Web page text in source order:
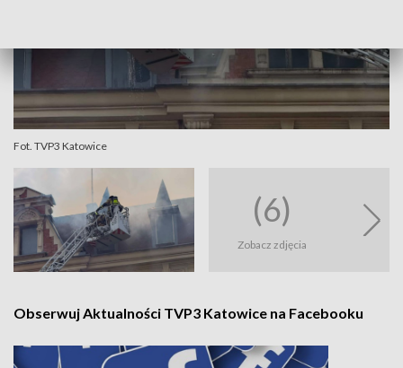
Fot. TVP3 Katowice
(6)
Zobacz zdjęcia
Obserwuj Aktualności TVP3 Katowice na Facebooku